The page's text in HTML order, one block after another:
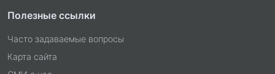
Полезные ссылки
Часто задаваемые вопросы
Карта сайта